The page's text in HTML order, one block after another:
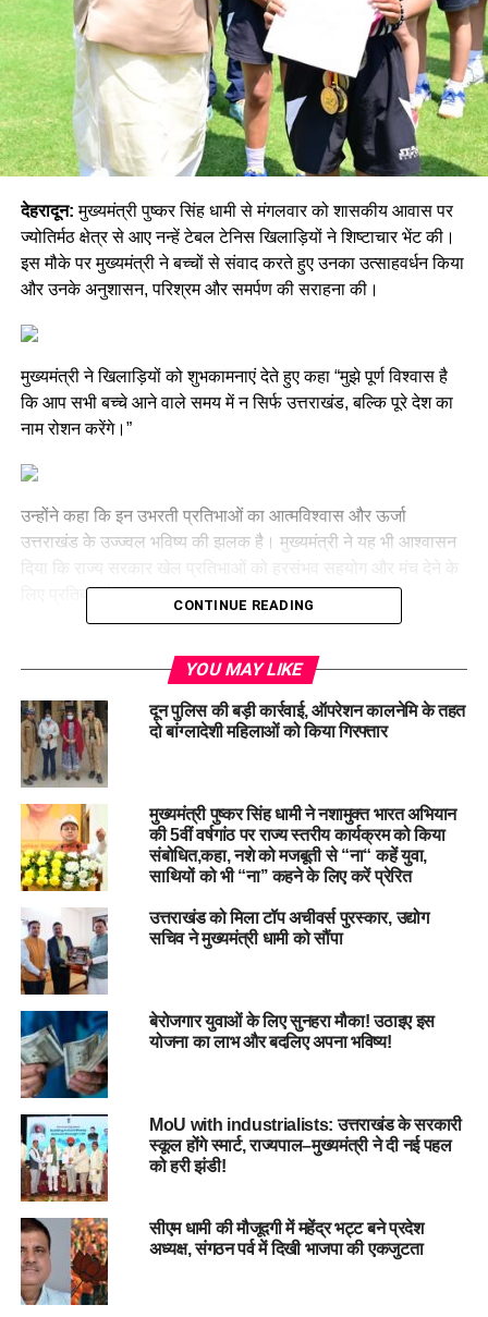
देहरादून: मुख्यमंत्री पुष्कर सिंह धामी से मंगलवार को शासकीय आवास पर
ज्योतिर्मठ क्षेत्र से आए नन्हें टेबल टेनिस खिलाड़ियों ने शिष्टाचार भेंट की।
इस मौके पर मुख्यमंत्री ने बच्चों से संवाद करते हुए उनका उत्साहवर्धन किया
और उनके अनुशासन, परिश्रम और समर्पण की सराहना की।
मुख्यमंत्री ने खिलाड़ियों को शुभकामनाएं देते हुए कहा “मुझे पूर्ण विश्वास है
कि आप सभी बच्चे आने वाले समय में न सिर्फ उत्तराखंड, बल्कि पूरे देश का
नाम रोशन करेंगे।”
उन्होंने कहा कि इन उभरती प्रतिभाओं का आत्मविश्वास और ऊर्जा
उत्तराखंड के उज्ज्वल भविष्य की झलक है। मुख्यमंत्री ने यह भी आश्वासन
लिए प्रतिबद्ध है।
इस अवसर पर बच्चों के साथ आए कोच और अभिभावकों ने भी मुख्यमंत्री का
आभार व्यक्त किया।
#PushkarSinghDhami #
#JyotirmathRegion #
#ChiefMinisterInteraction
RELATED TOPICS:
CHIEF MINISTER INTERACTION
JYOTIRMATH REGION
PUSHKAR SINGH DHAMI.
UP NEXT
उत्तराखंड में UCC के तहत अब तक 94 हजार आवेदन, लिव-इन
मामलों की संख्या पर निगाह…..
DON'T MISS
उत्तराखंड: संस्कृत बोर्ड परीक्षा में श्रीनगर के अभिषेक ममगाईं ने मारी
बाजी, 12वीं में प्रथम स्थान…
CONTINUE READING
YOU MAY LIKE
दून पुलिस की बड़ी कार्रवाई, ऑपरेशन कालनेमि के तहत
दो बांग्लादेशी महिलाओं को किया गिरफ्तार
मुख्यमंत्री पुष्कर सिंह धामी ने नशामुक्त भारत अभियान
की 5वीं वर्षगांठ पर राज्य स्तरीय कार्यक्रम को किया
संबोधित,कहा, नशे को मजबूती से “ना“ कहें युवा,
साथियों को भी “ना’’ कहने के लिए करें प्रेरित
उत्तराखंड को मिला टॉप अचीवर्स पुरस्कार, उद्योग
सचिव ने मुख्यमंत्री धामी को सौंपा
बेरोजगार युवाओं के लिए सुनहरा मौका! उठाइए इस
योजना का लाभ और बदलिए अपना भविष्य!
MoU with industrialists: उत्तराखंड के सरकारी
स्कूल होंगे स्मार्ट, राज्यपाल–मुख्यमंत्री ने दी नई पहल
को हरी झंडी!
सीएम धामी की मौजूदगी में महेंद्र भट्ट बने प्रदेश
अध्यक्ष, संगठन पर्व में दिखी भाजपा की एकजुटता